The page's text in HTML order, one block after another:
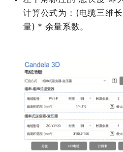
计算公式为： (电缆三维
量) * 余量系数。